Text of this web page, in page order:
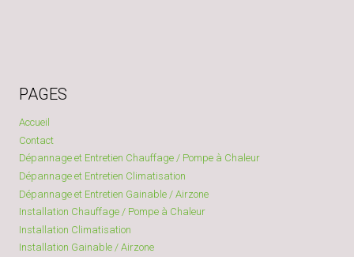
PAGES
Accueil
Contact
Dépannage et Entretien Chauffage / Pompe à Chaleur
Dépannage et Entretien Climatisation
Dépannage et Entretien Gainable / Airzone
Installation Chauffage / Pompe à Chaleur
Installation Climatisation
Installation Gainable / Airzone